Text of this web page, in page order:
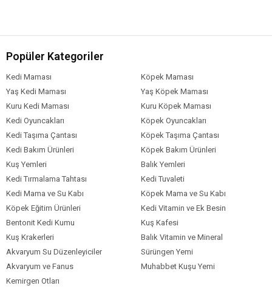
Popüler Kategoriler
Kedi Maması
Köpek Maması
Yaş Kedi Maması
Yaş Köpek Maması
Kuru Kedi Maması
Kuru Köpek Maması
Kedi Oyuncakları
Köpek Oyuncakları
Kedi Taşıma Çantası
Köpek Taşıma Çantası
Kedi Bakım Ürünleri
Köpek Bakım Ürünleri
Kuş Yemleri
Balık Yemleri
Kedi Tırmalama Tahtası
Kedi Tuvaleti
Kedi Mama ve Su Kabı
Köpek Mama ve Su Kabı
Köpek Eğitim Ürünleri
Kedi Vitamin ve Ek Besin
Bentonit Kedi Kumu
Kuş Kafesi
Kuş Krakerleri
Balık Vitamin ve Mineral
Akvaryum Su Düzenleyiciler
Sürüngen Yemi
Akvaryum ve Fanus
Muhabbet Kuşu Yemi
Kemirgen Otları